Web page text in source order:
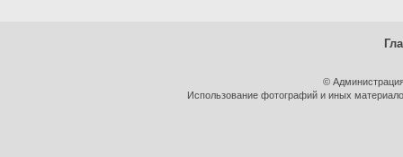
©
Использование фотографий и иных